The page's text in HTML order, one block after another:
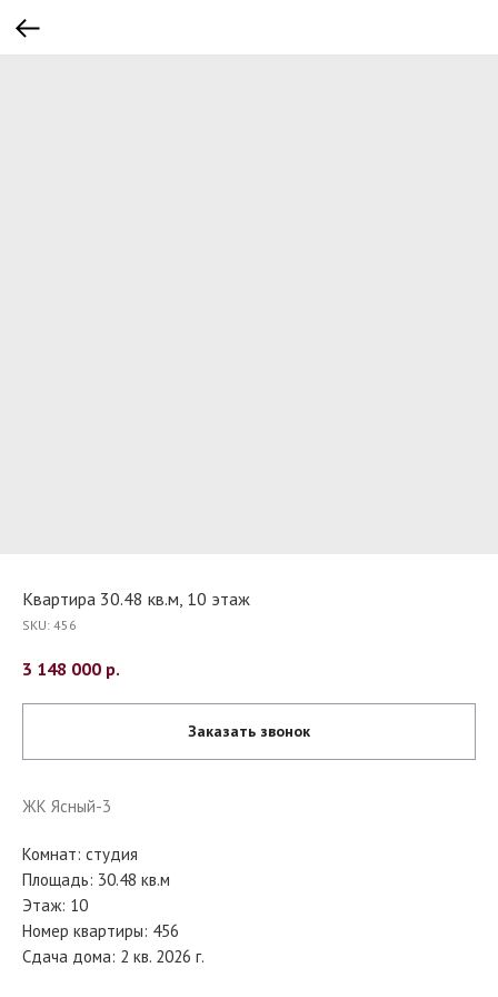
Квартира 30.48 кв.м, 10 этаж
SKU: 456
3 148 000 р.
Заказать звонок
ЖК Ясный-3
Комнат: студия
Площадь: 30.48 кв.м
Этаж: 10
Номер квартиры: 456
Сдача дома: 2 кв. 2026 г.